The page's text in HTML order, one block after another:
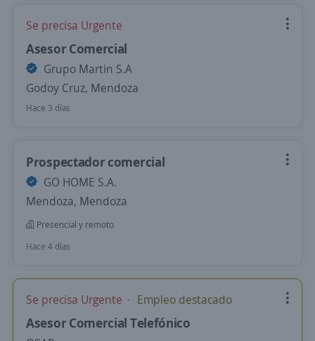
Se precisa Urgente
Asesor Comercial
Grupo Martin S.A
Godoy Cruz, Mendoza
Hace 3 días
Prospectador comercial
GO HOME S.A.
Mendoza, Mendoza
Presencial y remoto
Hace 4 días
Se precisa Urgente Empleo destacado
Asesor Comercial Telefónico